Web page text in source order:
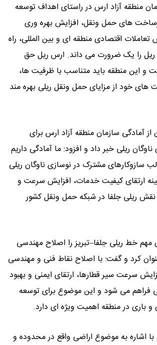
منطقه آزاد ارس در راستای اهداف توسعه‌
‌های حمل ‌ونقل، افزایش بهره‌ وری
اقتصادی منطقه ‌ای و بین ‌المللی، راه
را یک ضرورت می ‌داند. ارس‌ ریل حق
و این منطقه باید متناسب با ظرفیت ‌ها،
خود از مزایای حمل ‌ونقل ریلی بهره‌ مند
آمادگی سازمان منطقه آزاد ارس برای
ریلی خبر داد و افزود: ما آمادگی داریم
سازوکارهای مشترک در نوسازی ناوگان ریلی
ارتقای کیفیت خدمات، افزایش سرعت و
ریلی جلفا در شبکه حمل‌ ونقل کشور
مهم خط ریلی جلفا–تبریز را اصلاح مهندسی
کرد و گفت: با اصلاح نقاط فنی و مهندسی
سرعت سیر قطارها، ارتقای ایمنی و بهبود
فراهم می ‌شود و این موضوع برای توسعه
باری در منطقه اهمیت ویژه‌ ای دارد.
اشاره به موضوع اراضی واقع در محدوده و